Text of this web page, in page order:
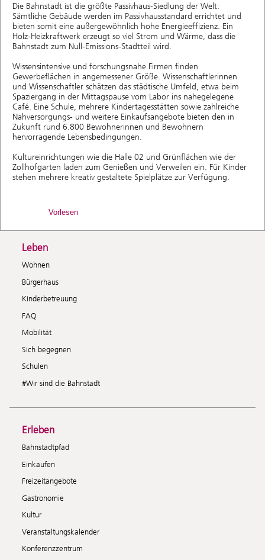
Die Bahnstadt ist die größte Passivhaus-Siedlung der Welt:
Sämtliche Gebäude werden im Passivhausstandard errichtet und
bieten somit eine außergewöhnlich hohe Energieeffizienz. Ein
Holz-Heizkraftwerk erzeugt so viel Strom und Wärme, dass die
Bahnstadt zum Null-Emissions-Stadtteil wird.
Wissensintensive und forschungsnahe Firmen finden
Gewerbeflächen in angemessener Größe. Wissenschaftlerinnen
und Wissenschaftler schätzen das städtische Umfeld, etwa beim
Spaziergang in der Mittagspause vom Labor ins nahegelegene
Café. Eine Schule, mehrere Kindertagesstätten sowie zahlreiche
Nahversorgungs- und weitere Einkaufsangebote bieten den in
Zukunft rund 6.800 Bewohnerinnen und Bewohnern
hervorragende Lebensbedingungen.
Kultureinrichtungen wie die Halle 02 und Grünflächen wie der
Zollhofgarten laden zum Genießen und Verweilen ein. Für Kinder
stehen mehrere kreativ gestaltete Spielplätze zur Verfügung.
Vorlesen
Leben
Wohnen
Bürgerhaus
Kinderbetreuung
FAQ
Mobilität
Sich begegnen
Schulen
#Wir sind die Bahnstadt
Erleben
Bahnstadtpfad
Einkaufen
Freizeitangebote
Gastronomie
Kultur
Veranstaltungskalender
Konferenzzentrum